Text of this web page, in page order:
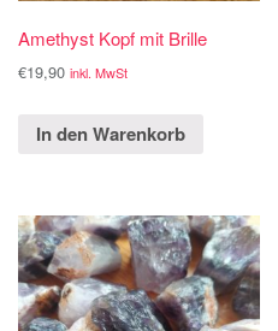
Amethyst Kopf mit Brille
€19,90 inkl. MwSt
In den Warenkorb